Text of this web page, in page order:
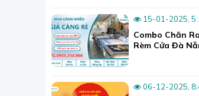
lựa chọn.
Trong lĩnh vực may chăn ga
cotton, vải gấm... Với hàng ngàn
15-01-2025,
Combo Chăn
Rèm Cửa Đà
06-12-2025,